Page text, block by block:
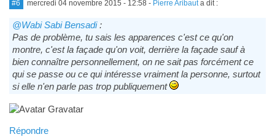
#6 mercredi 04 novembre 2015 - 12:58 - Pierre Aribauta dit :
@Wabi Sabi Bensadi:
Pas de problème, tu sais les apparences c'est ce qu'on
montre, c'est la façade qu'on voit, derrière la façade sauf à
bien connaître personnellement, on ne sait pas forcément ce
qui se passe ou ce qui intéresse vraiment la personne, surtout
si elle n'en parle pas trop publiquement
Répondre